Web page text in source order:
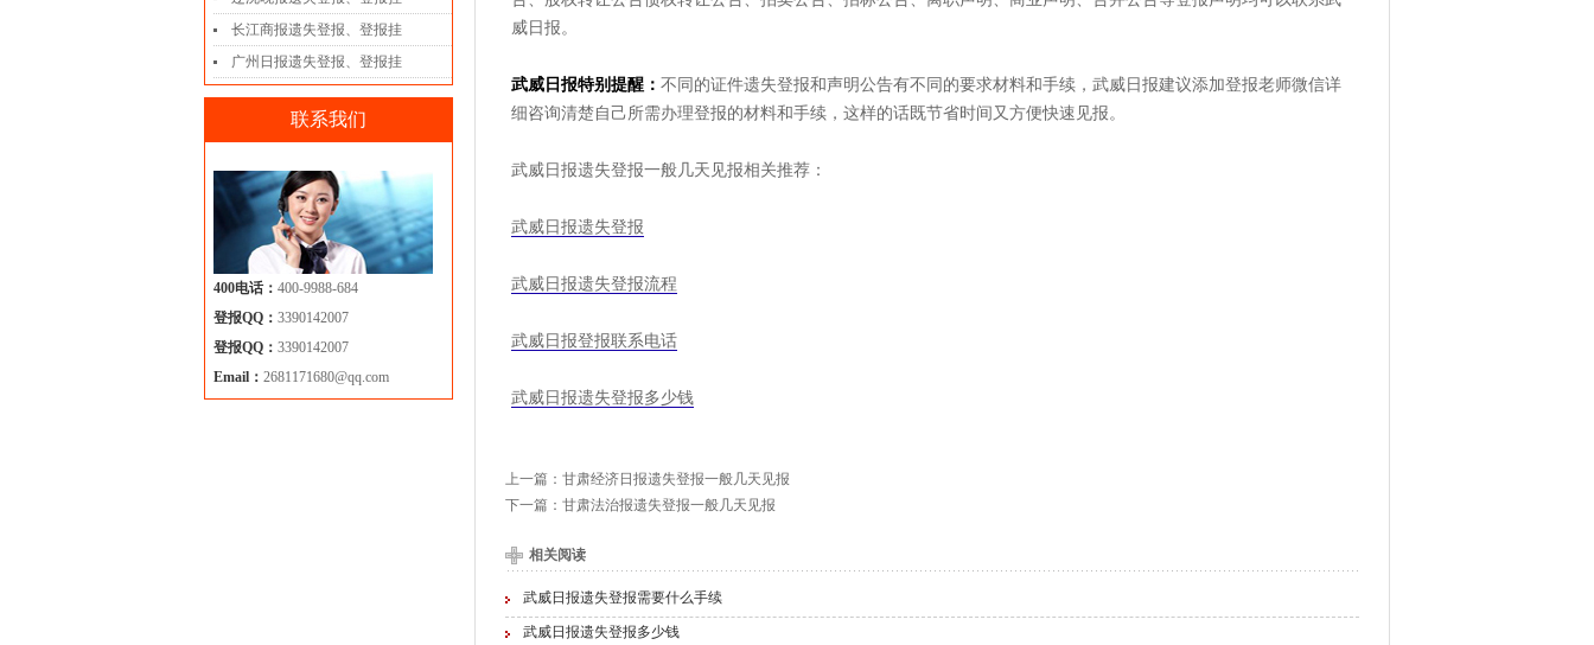
威日报。
武威日报特别提醒： 不同的证件遗失登报和声明公告有不同的要求材料和手续，武威日报建议添加登报老师微信详
细咨询清楚自己所需办理登报的材料和手续，这样的话既节省时间又方便快速见报。
武威日报遗失登报一般几天见报相关推荐：
武威日报遗失登报
武威日报遗失登报流程
武威日报登报联系电话
武威日报遗失登报多少钱
上一篇： 甘肃经济日报遗失登报一般几天见报
下一篇： 甘肃法治报遗失登报一般几天见报
相关阅读
武威日报遗失登报需要什么手续
武威日报遗失登报多少钱
长江商报遗失登报、登报挂
广州日报遗失登报、登报挂
联系我们
400电话： 400-9988-684
登报QQ： 3390142007
登报QQ： 3390142007
Email： 2681171680@qq.com